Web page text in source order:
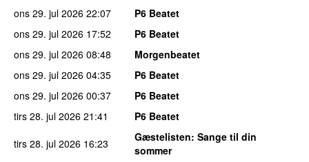
ons 29. jul 2026 22:07
P6 Beatet
ons 29. jul 2026 17:52
P6 Beatet
ons 29. jul 2026 08:48
Morgenbeatet
ons 29. jul 2026 04:35
P6 Beatet
ons 29. jul 2026 00:37
P6 Beatet
tirs 28. jul 2026 21:41
P6 Beatet
tirs 28. jul 2026 16:23 Gæstelisten: Sange til din
sommer